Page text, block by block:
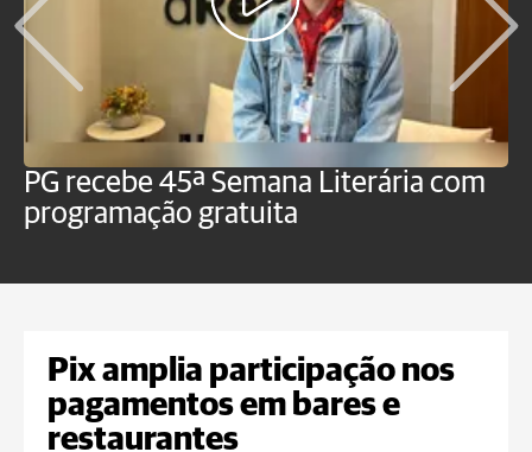
PG recebe 45ª Semana Literária com
programação gratuita
Pix amplia participação nos
pagamentos em bares e
restaurantes